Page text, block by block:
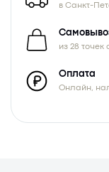
в Санкт-
из 28 точек
Оплата
Онлайн,